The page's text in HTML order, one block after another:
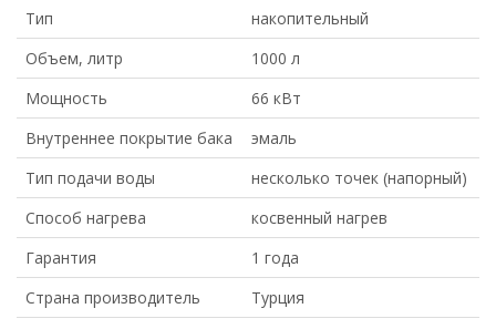
Тип
накопительный
Объем, литр
1000 л
Мощность
66 кВт
Внутреннее покрытие бака
эмаль
Тип подачи воды
несколько точек (напорный)
Способ нагрева
косвенный нагрев
Гарантия
1 года
Страна производитель
Турция